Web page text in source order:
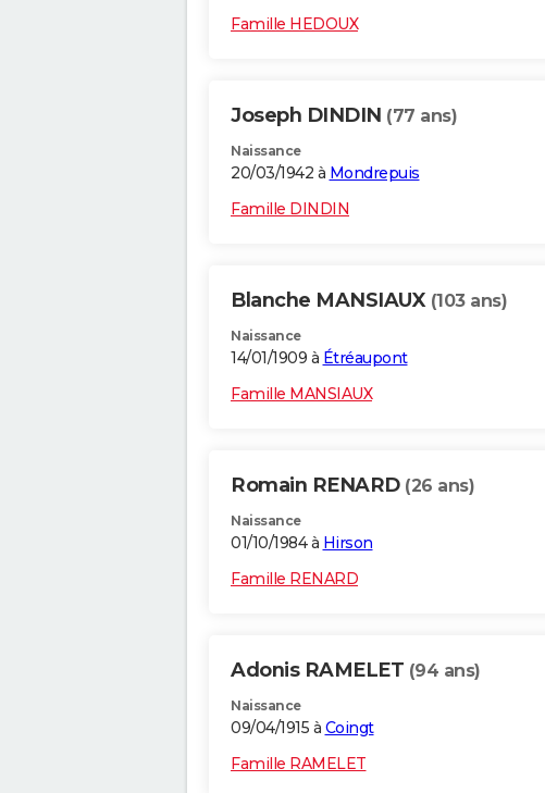
Famille HEDOUX
Joseph DINDIN (77 ans)
Naissance
20/03/1942 à Mondrepuis
Famille DINDIN
Blanche MANSIAUX (103 ans)
Naissance
14/01/1909 à Étréaupont
Famille MANSIAUX
Romain RENARD (26 ans)
Naissance
01/10/1984 à Hirson
Famille RENARD
Adonis RAMELET (94 ans)
Naissance
09/04/1915 à Coingt
Famille RAMELET